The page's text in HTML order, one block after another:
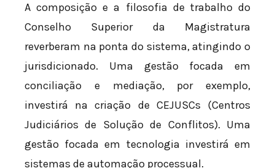
A composição e a filosofia de trabalho do
Conselho Superior da Magistratura
reverberam na ponta do sistema, atingindo o
jurisdicionado. Uma gestão focada em
conciliação e mediação, por exemplo,
investirá na criação de CEJUSCs (Centros
Judiciários de Solução de Conflitos). Uma
gestão focada em tecnologia investirá em
sistemas de automação processual.